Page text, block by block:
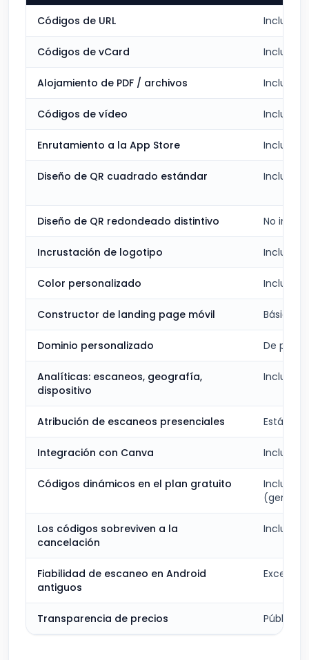
Códigos de URL Incluido
Códigos de vCard Incluido
Alojamiento de PDF / archivos Incluido
Códigos de vídeo Incluido
Enrutamiento a la App Store Incluido
Diseño de QR cuadrado estándar Incluido
Diseño de QR redondeado distintivo No
Incrustación de logotipo Incluido
Color personalizado Incluido
Constructor de landing page móvil Básico
Dominio personalizado De pago
Analíticas: escaneos, geografía,
dispositivo
Incluido
Atribución de escaneos presenciales Estándar
Integración con Canva Incluido
Códigos dinámicos en el plan gratuito
Incluido
Los códigos sobreviven a la
cancelación
Incluido
Fiabilidad de escaneo en Android
antiguos
Transparencia de precios Pública